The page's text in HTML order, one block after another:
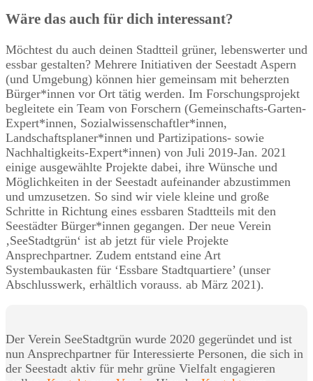
Wäre das auch für dich interessant?
Möchtest du auch deinen Stadtteil grüner, lebenswerter und
essbar gestalten? Mehrere Initiativen der Seestadt Aspern
(und Umgebung) können hier gemeinsam mit beherzten
Bürger*innen vor Ort tätig werden. Im Forschungsprojekt
begleitete ein Team von Forschern (Gemeinschafts-Garten-
Expert*innen, Sozialwissenschaftler*innen,
Landschaftsplaner*innen und Partizipations- sowie
Nachhaltigkeits-Expert*innen) von Juli 2019-Jan. 2021
einige ausgewählte Projekte dabei, ihre Wünsche und
Möglichkeiten in der Seestadt aufeinander abzustimmen
und umzusetzen. So sind wir viele kleine und große
Schritte in Richtung eines essbaren Stadtteils mit den
Seestädter Bürger*innen gegangen. Der neue Verein
‚SeeStadtgrün‘ ist ab jetzt für viele Projekte
Ansprechpartner. Zudem entstand eine Art
Systembaukasten für ‘Essbare Stadtquartiere’ (unser
Abschlusswerk, erhältlich vorauss. ab März 2021).
Der Verein SeeStadtgrün wurde 2020 gegeründet und ist
nun Ansprechpartner für Interessierte Personen, die sich in
der Seestadt aktiv für mehr grüne Vielfalt engagieren